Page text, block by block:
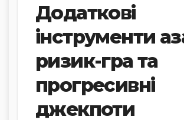
Додаткові
інструменти
ризик-гра та
прогресивні
джекпоти